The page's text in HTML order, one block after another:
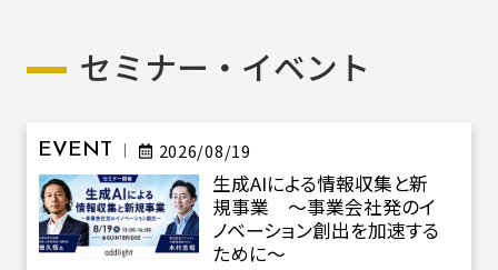
セミナー・イベント
EVENT 2026/08/19
生成AIによる情報収集と新
規事業 ～事業会社発のイ
ノベーション創出を加速する
ために～